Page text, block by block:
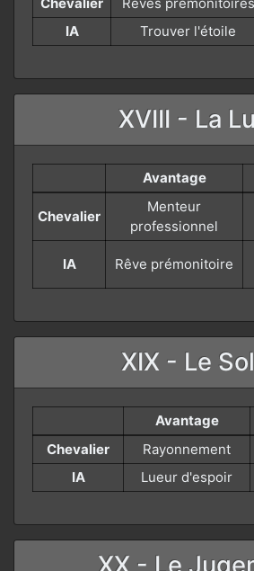
IA
Trouver l'étoile
XVIII - La
Avantage
Chevalier
Menteur
professionnel
IA Rêve prémonitoire
XIX - Le
Avantage
Chevalier
Rayonnement
IA
Lueur d'espoir